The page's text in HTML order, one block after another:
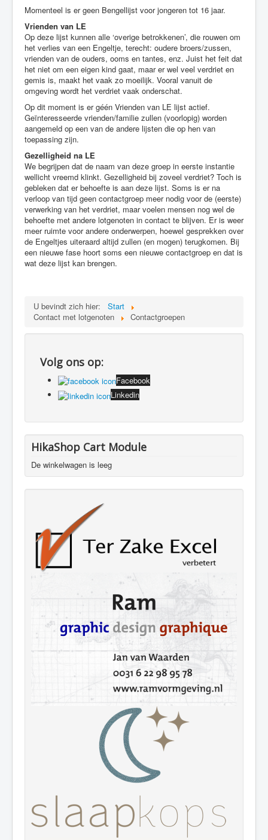
Momenteel is er geen Bengellijst voor jongeren tot 16 jaar.
Vrienden van LE
Op deze lijst kunnen alle ‘overige betrokkenen’, die rouwen om
het verlies van een Engeltje, terecht: oudere broers/zussen,
vrienden van de ouders, ooms en tantes, enz. Juist het feit dat
het niet om een eigen kind gaat, maar er wel veel verdriet en
gemis is, maakt het vaak zo moeilijk. Vooral vanuit de
omgeving wordt het verdriet vaak onderschat.
Op dit moment is er géén Vrienden van LE lijst actief.
Geïnteresseerde vrienden/familie zullen (voorlopig) worden
aangemeld op een van de andere lijsten die op hen van
toepassing zijn.
Gezelligheid na LE
We begrijpen dat de naam van deze groep in eerste instantie
wellicht vreemd klinkt. Gezelligheid bij zoveel verdriet? Toch is
gebleken dat er behoefte is aan deze lijst. Soms is er na
verloop van tijd geen contactgroep meer nodig voor de (eerste)
verwerking van het verdriet, maar voelen mensen nog wel de
behoefte met andere lotgenoten in contact te blijven. Er is weer
meer ruimte voor andere onderwerpen, hoewel gesprekken over
de Engeltjes uiteraard altijd zullen (en mogen) terugkomen. Bij
een nieuwe fase hoort soms een nieuwe contactgroep en dat is
wat deze lijst kan brengen.
U bevindt zich hier:
Start
Contact met lotgenoten
Contactgroepen
Volg ons op:
Facebook
Linkedin
HikaShop Cart Module
De winkelwagen is leeg